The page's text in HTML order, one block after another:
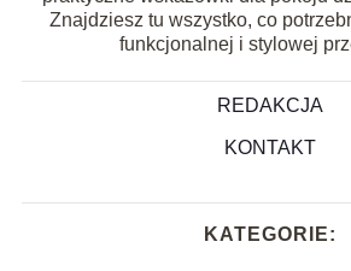
Znajdziesz tu wszystko, co
funkcjonalnej i stylowej
REDAKCJA
KONTAKT
KATEGORIE: